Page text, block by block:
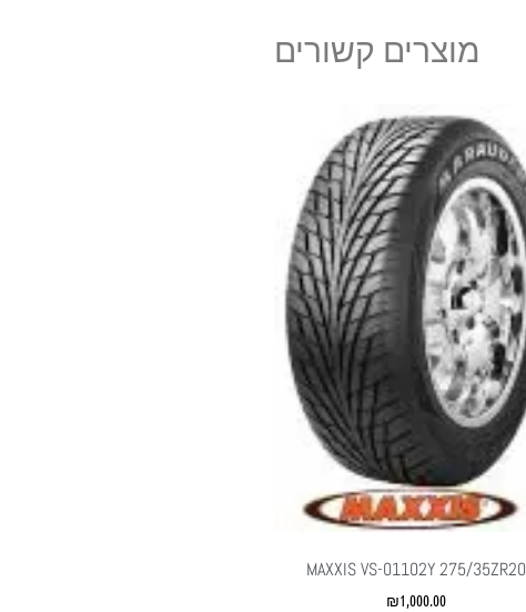
מוצרים קשורים
MAXXIS VS-01102Y 275/35ZR20
₪1,000.00